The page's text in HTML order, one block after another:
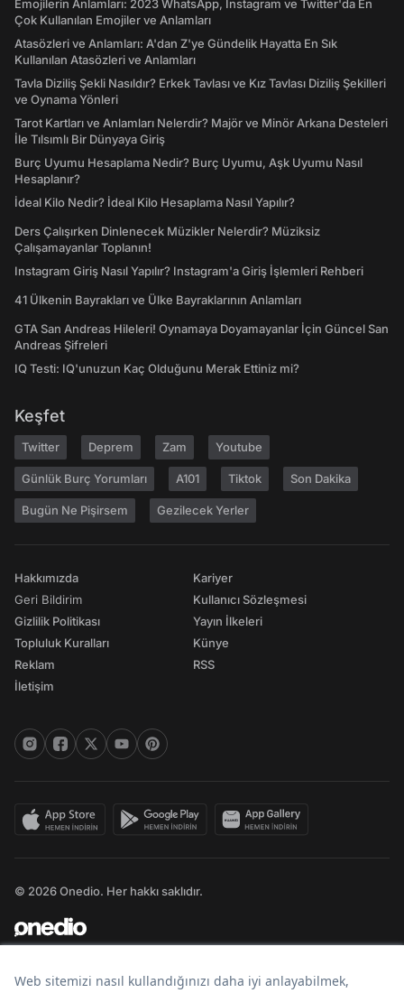
Emojilerin Anlamları: 2023 WhatsApp, Instagram ve Twitter'da En
Çok Kullanılan Emojiler ve Anlamları
Atasözleri ve Anlamları: A'dan Z'ye Gündelik Hayatta En Sık
Kullanılan Atasözleri ve Anlamları
Tavla Diziliş Şekli Nasıldır? Erkek Tavlası ve Kız Tavlası Diziliş Şekilleri
ve Oynama Yönleri
Tarot Kartları ve Anlamları Nelerdir? Majör ve Minör Arkana Desteleri
İle Tılsımlı Bir Dünyaya Giriş
Burç Uyumu Hesaplama Nedir? Burç Uyumu, Aşk Uyumu Nasıl
Hesaplanır?
İdeal Kilo Nedir? İdeal Kilo Hesaplama Nasıl Yapılır?
Ders Çalışırken Dinlenecek Müzikler Nelerdir? Müziksiz
Çalışamayanlar Toplanın!
Instagram Giriş Nasıl Yapılır? Instagram'a Giriş İşlemleri Rehberi
41 Ülkenin Bayrakları ve Ülke Bayraklarının Anlamları
GTA San Andreas Hileleri! Oynamaya Doyamayanlar İçin Güncel San
Andreas Şifreleri
IQ Testi: IQ'unuzun Kaç Olduğunu Merak Ettiniz mi?
Keşfet
Twitter Deprem Zam Youtube
Günlük Burç Yorumları A101 Tiktok Son Dakika
Bugün Ne Pişirsem Gezilecek Yerler
Hakkımızda
Geri Bildirim
Gizlilik Politikası
Topluluk Kuralları
Reklam
İletişim
Kariyer
Kullanıcı Sözleşmesi
Yayın İlkeleri
Künye
RSS
© 2026 Onedio. Her hakkı saklıdır.
Bir markasıdır.